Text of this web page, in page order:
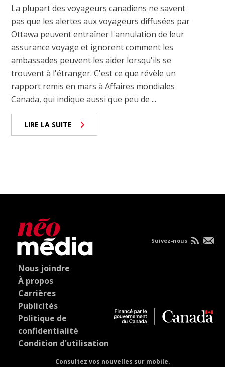
La plupart des voyageurs canadiens ne savent
pas que les alertes aux voyageurs diffusées par
Ottawa peuvent entraîner l'annulation de leur
assurance voyage et ignorent comment les
ambassades peuvent les aider lorsqu'ils se
trouvent à l'étranger. C'est ce que révèle un
rapport remis en mars à Affaires mondiales
Canada, qui indique aussi que peu de ...
LIRE LA SUITE
Nous joindre
À propos
Carrières
Publicités
Politique de
confidentialité
Condition d'utilisation
Consultez vos nouvelles sur mobile.
Suivez-nous